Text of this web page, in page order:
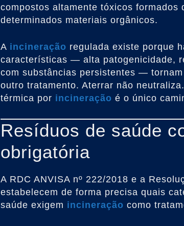
compostos altamente tóxicos formados
determinados materiais orgânicos.
A incineração regulada existe porque
características — alta patogenicidade,
com substâncias persistentes —
outro tratamento. Aterrar não
térmica por incineração é o único
Resíduos de saúde
obrigatória
A RDC ANVISA nº 222/2018 e a
estabelecem de forma precisa quais
saúde exigem incineração como